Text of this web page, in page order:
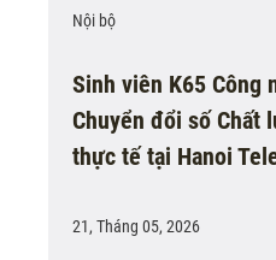
Nội bộ
Sinh viên K65 Công
Chuyển đổi số Chất
thực tế tại Hanoi
21, Tháng 05, 2026